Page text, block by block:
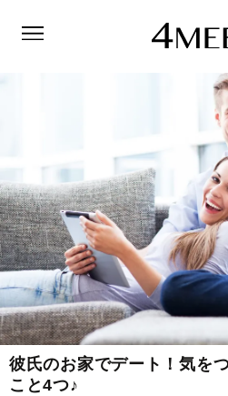
彼氏のお家でデート！気を
こと4つ♪